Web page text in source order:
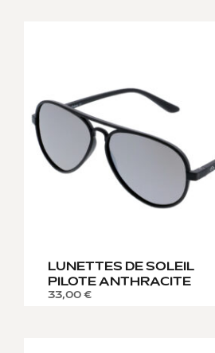
LUNETTES DE SOLEIL
PILOTE ANTHRACITE
33,00 €